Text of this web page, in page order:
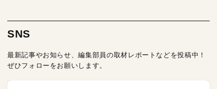
SNS
最新記事やお知らせ、編集部員の取材レポートなどを投稿中！
ぜひフォローをお願いします。